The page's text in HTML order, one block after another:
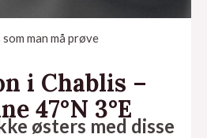
man må prøve
i Chablis –
47°N 3°E
østers med disse